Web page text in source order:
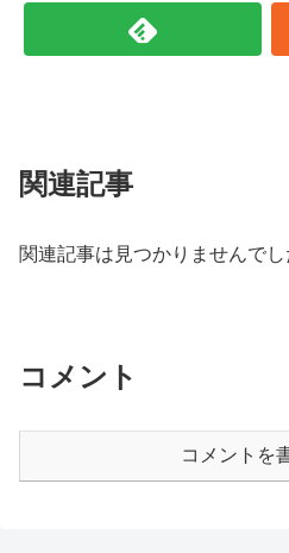
関連記事
関連記事は見つかりませんでし
コメント
コメントを